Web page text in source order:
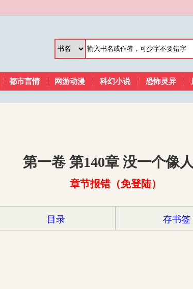
都市言情 网游动漫 科幻小说 恐怖灵异
第一卷 第140章 没一个像
章节报错（免登陆）
目录 存书签